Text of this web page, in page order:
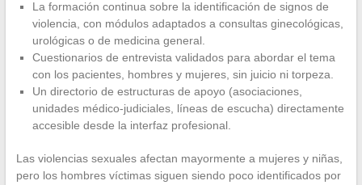
La formación continua sobre la identificación de signos de
violencia, con módulos adaptados a consultas ginecológicas,
urológicas o de medicina general.
Cuestionarios de entrevista validados para abordar el tema
con los pacientes, hombres y mujeres, sin juicio ni torpeza.
Un directorio de estructuras de apoyo (asociaciones,
unidades médico-judiciales, líneas de escucha) directamente
accesible desde la interfaz profesional.
Las violencias sexuales afectan mayormente a mujeres y niñas,
pero los hombres víctimas siguen siendo poco identificados por